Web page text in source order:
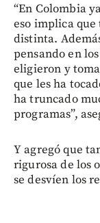
“En Colombia
eso implica
distinta.
pensando en
eligieron y
que les ha
ha truncado
programas”,
Y agregó que
rigurosa de los
se desvíen los